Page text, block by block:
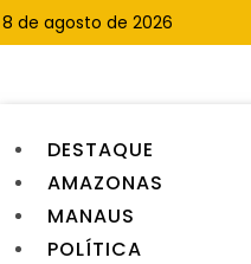
8 de agosto de 2026
DESTAQUE
AMAZONAS
MANAUS
POLÍTICA